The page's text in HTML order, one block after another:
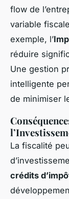
flow de
variable
exemple, l’
réduire
Une gestion
intelligente
de minimiser
La fiscalité
crédits